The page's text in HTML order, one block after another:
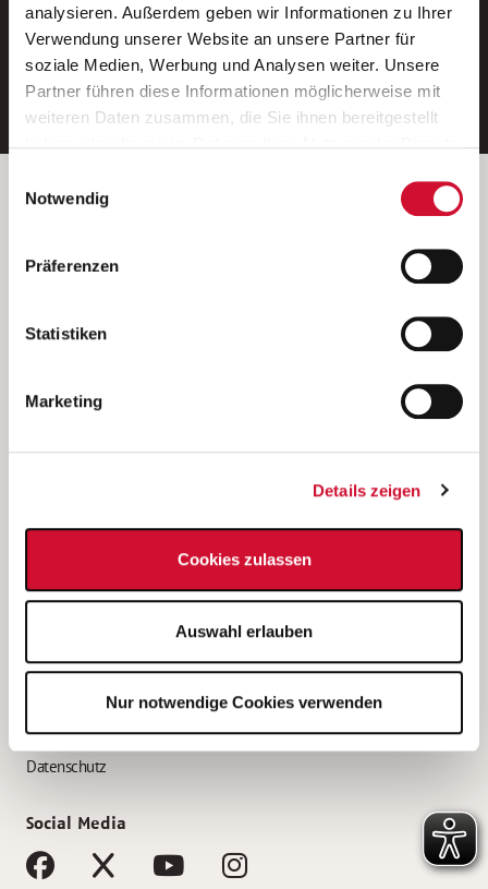
analysieren. Außerdem geben wir Informationen zu Ihrer
Verwendung unserer Website an unsere Partner für
soziale Medien, Werbung und Analysen weiter. Unsere
Partner führen diese Informationen möglicherweise mit
weiteren Daten zusammen, die Sie ihnen bereitgestellt
Wenn Sie auf „Cookies zulassen“ klicken, so stimmen
Sie der Speicherung sämtlicher Cookies zu. Sie können
Ihre Einwilligung selbstverständlich jederzeit widerrufen,
indem Sie die Cookie-Einstellungen aufrufen und diese
unsererDatenschutzerklärung
Notwendig
Präferenzen
Statistiken
Marketing
Details zeigen
Cookies zulassen
Auswahl erlauben
Nur notwendige Cookies verwenden
Jobs.
E-Mail-Adresse eintragen
Betreiber der Webseite
Kantstraße 45a
(Ein Tochterunternehmen des AWO Bezirksverbandes Unterfranken
e.V.)
Bewerbung als Altenpflegehelfer*in
Bewerbung als Erzieher*in
AWO Gliederungen nach Bundesland
Impressum
Datenschutz
Social Media